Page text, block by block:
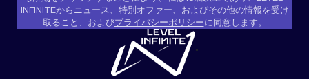
INFINITEからニュース、特別オファー、およびその他の情報を受け
取ること、およびプライバシーポリシーに同意します。
"